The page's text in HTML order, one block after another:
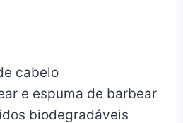
cabelo
e espuma de barbear
biodegradáveis